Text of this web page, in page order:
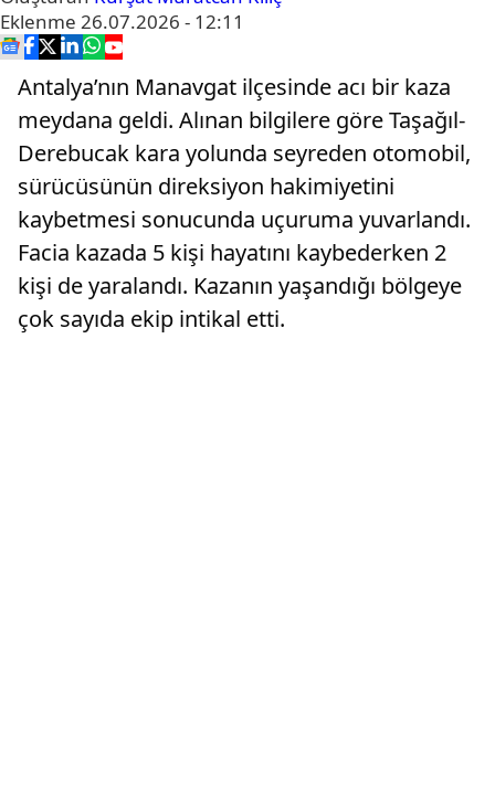
Eklenme 26.07.2026 - 12:11
Antalya’nın Manavgat ilçesinde acı bir kaza
meydana geldi. Alınan bilgilere göre Taşağıl-
Derebucak kara yolunda seyreden otomobil,
sürücüsünün direksiyon hakimiyetini
kaybetmesi sonucunda uçuruma yuvarlandı.
Facia kazada 5 kişi hayatını kaybederken 2
kişi de yaralandı. Kazanın yaşandığı bölgeye
çok sayıda ekip intikal etti.